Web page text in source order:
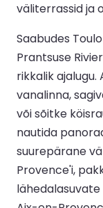
väliterrassid ja
Saabudes
Prantsuse
rikkalik
vanalinna,
või sõitke
nautida
suurepärane
Provence'i,